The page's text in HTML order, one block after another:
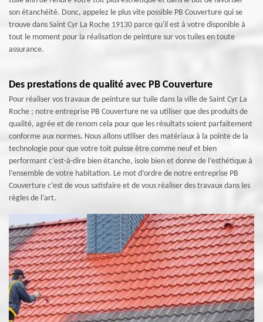
son étanchéité. Donc, appelez le plus vite possible PB Couverture qui se
trouve dans Saint Cyr La Roche 19130 parce qu'il est à votre disponible à
tout le moment pour la réalisation de peinture sur vos tuiles en toute
assurance.
Des prestations de qualité avec PB Couverture
Pour réaliser vos travaux de peinture sur tuile dans la ville de Saint Cyr La
Roche ; notre entreprise PB Couverture ne va utiliser que des produits de
qualité, agrée et de renom cela pour que les résultats soient parfaitement
conforme aux normes. Nous allons utiliser des matériaux à la pointe de la
technologie pour que votre toit puisse être comme neuf et bien
performant c’est-à-dire bien étanche, isole bien et donne de l’esthétique à
l’ensemble de votre habitation. Le mot d’ordre de notre entreprise PB
Couverture c’est de vous satisfaire et de vous réaliser des travaux dans les
règles de l’art.